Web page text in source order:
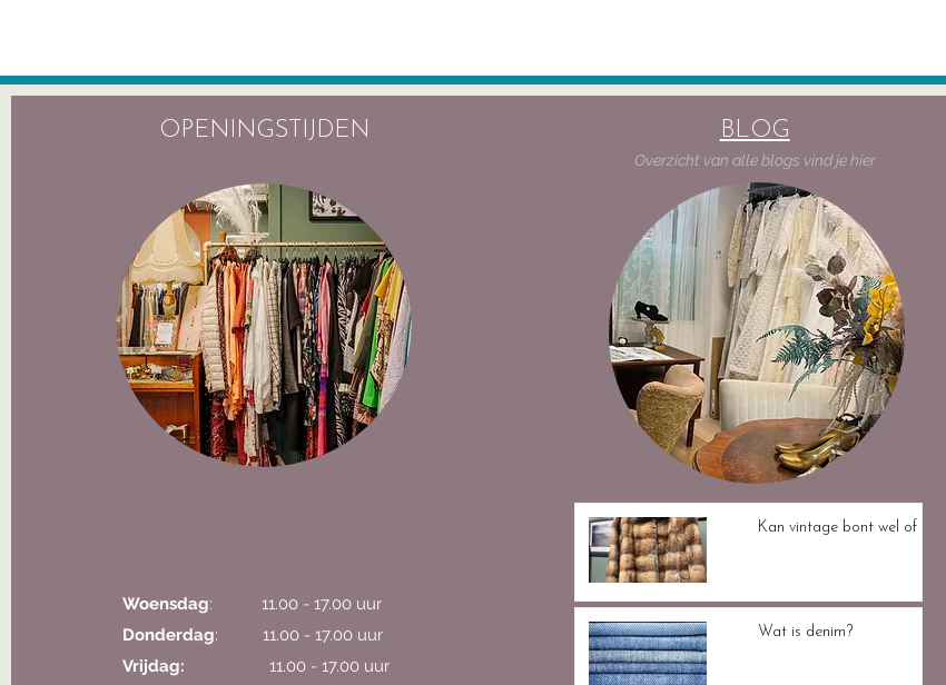
OPENINGSTIJDEN
Woensdag: 11.00 - 17.00 uur
Donderdag: 11.00 - 17.00 uur
Vrijdag:11.00 - 17.00 uur
BLOG
Overzicht van alle blogs vind je hier
Kan vintage bont wel of niet?
Wat is denim?